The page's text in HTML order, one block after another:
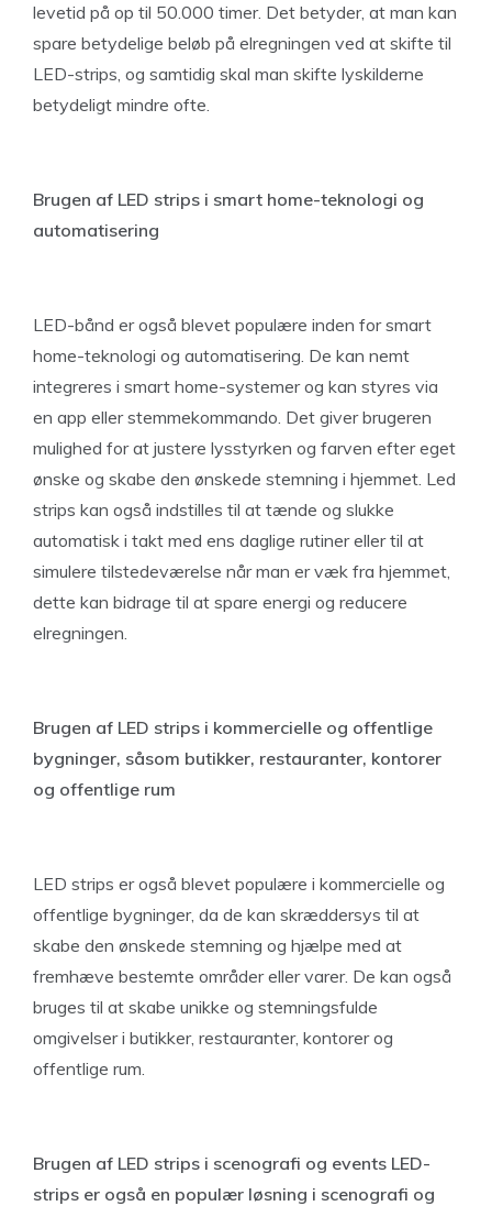
levetid på op til 50.000 timer. Det betyder, at man kan
spare betydelige beløb på elregningen ved at skifte til
LED-strips, og samtidig skal man skifte lyskilderne
betydeligt mindre ofte.
Brugen af LED strips i smart home-teknologi og
automatisering
LED-bånd er også blevet populære inden for smart
home-teknologi og automatisering. De kan nemt
integreres i smart home-systemer og kan styres via
en app eller stemmekommando. Det giver brugeren
mulighed for at justere lysstyrken og farven efter eget
ønske og skabe den ønskede stemning i hjemmet. Led
strips kan også indstilles til at tænde og slukke
automatisk i takt med ens daglige rutiner eller til at
simulere tilstedeværelse når man er væk fra hjemmet,
dette kan bidrage til at spare energi og reducere
elregningen.
Brugen af LED strips i kommercielle og offentlige
bygninger, såsom butikker, restauranter, kontorer
og offentlige rum
LED strips er også blevet populære i kommercielle og
offentlige bygninger, da de kan skræddersys til at
skabe den ønskede stemning og hjælpe med at
fremhæve bestemte områder eller varer. De kan også
bruges til at skabe unikke og stemningsfulde
omgivelser i butikker, restauranter, kontorer og
offentlige rum.
Brugen af LED strips i scenografi og events LED-
strips er også en populær løsning i scenografi og